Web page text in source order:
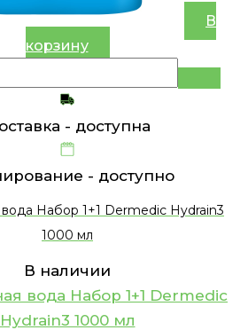
В
корзину
- доступна
- доступно
Набор 1+1 Dermedic Hydrain3
1000 мл
В наличии
вода Набор 1+1 Dermedic
Hydrain3 1000 мл